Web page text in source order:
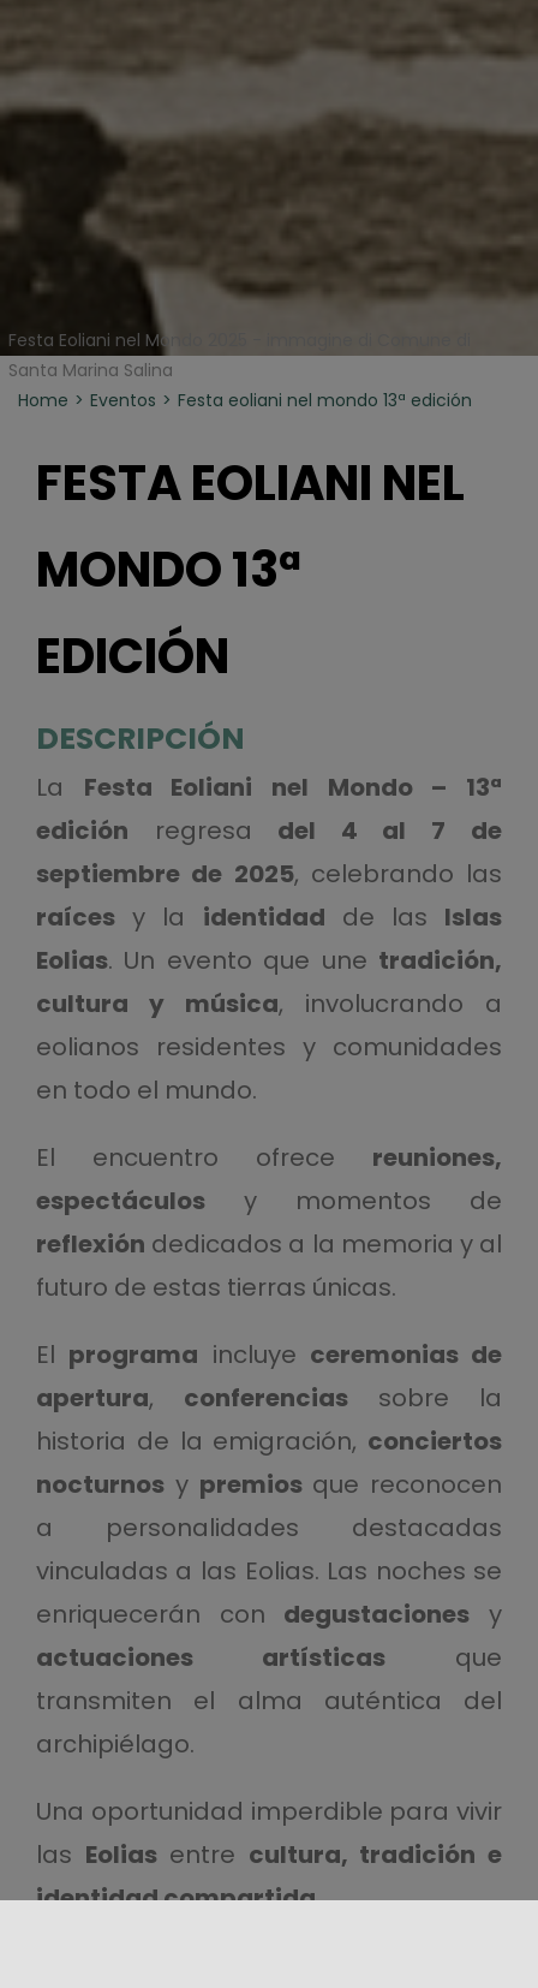
Festa Eoliani nel Mondo 2025 - immagine di Comune di
Santa Marina Salina
Home
Eventos Festa eoliani nel mondo 13ª edición
FESTA EOLIANI NEL
MONDO 13ª
EDICIÓN
DESCRIPCIÓN
La Festa Eoliani nel Mondo – 13ª
edición regresa del 4 al 7 de
septiembre de 2025, celebrando las
raícesy la identidad de las Islas
Eolias. Un evento que une tradición,
cultura y música, involucrando a
eolianos residentes y comunidades
en todo el mundo.
El encuentro ofrece reuniones,
espectáculosy momentos de
reflexión dedicados a la memoria y al
futuro de estas tierras únicas.
El programa incluye ceremonias de
apertura, conferencias sobre la
historia de la emigración, conciertos
nocturnosy premiosque reconocen
a personalidades destacadas
vinculadas a las Eolias. Las noches se
enriquecerán con degustaciones y
actuaciones artísticas que
transmiten el alma auténtica del
archipiélago.
Una oportunidad imperdible para vivir
las Eoliasentre cultura, tradición e
identidad compartida.